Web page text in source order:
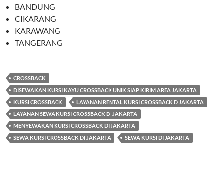
BANDUNG
CIKARANG
KARAWANG
TANGERANG
CROSSBACK
DISEWAKAN KURSI KAYU CROSSBACK UNIK SIAP KIRIM AREA JAKARTA
KURSI CROSSBACK
LAYANAN RENTAL KURSI CROSSBACK D JAKARTA
LAYANAN SEWA KURSI CROSSBACK DI JAKARTA
MENYEWAKAN KURSI CROSSBACK DI JAKARTA
SEWA KURSI CROSSBACK DI JAKARTA
SEWA KURSI DI JAKARTA